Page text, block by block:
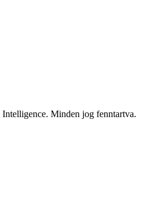
Minden jog fenntartva.